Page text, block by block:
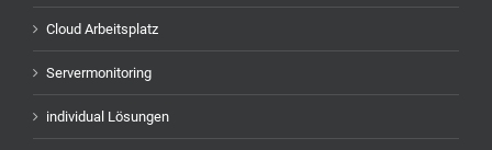
Cloud Arbeitsplatz
Servermonitoring
individual Lösungen